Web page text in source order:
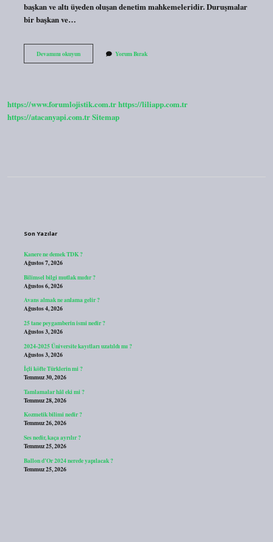
başkan ve altı üyeden oluşan denetim mahkemeleridir. Duruşmalar
bir başkan ve…
Devamını okuyunKarar
Organları
Yorum Bırak
https://www.forumlojistik.com.trhttps://liliapp.com.tr
https://atacanyapi.com.trSitemap
Son Yazılar
Kanere ne demek TDK ?
Ağustos 7, 2026
Bilimsel bilgi mutlak mıdır ?
Ağustos 6, 2026
Avans almak ne anlama gelir ?
Ağustos 4, 2026
25 tane peygamberin ismi nedir ?
Ağustos 3, 2026
2024-2025 Üniversite kayıtları uzatıldı mı ?
Ağustos 3, 2026
İçli köfte Türklerin mi ?
Temmuz 30, 2026
Tamlamalar hâl eki mi ?
Temmuz 28, 2026
Kozmetik bilimi nedir ?
Temmuz 26, 2026
Ses nedir, kaça ayrılır ?
Temmuz 25, 2026
Ballon d’Or 2024 nerede yapılacak ?
Temmuz 25, 2026